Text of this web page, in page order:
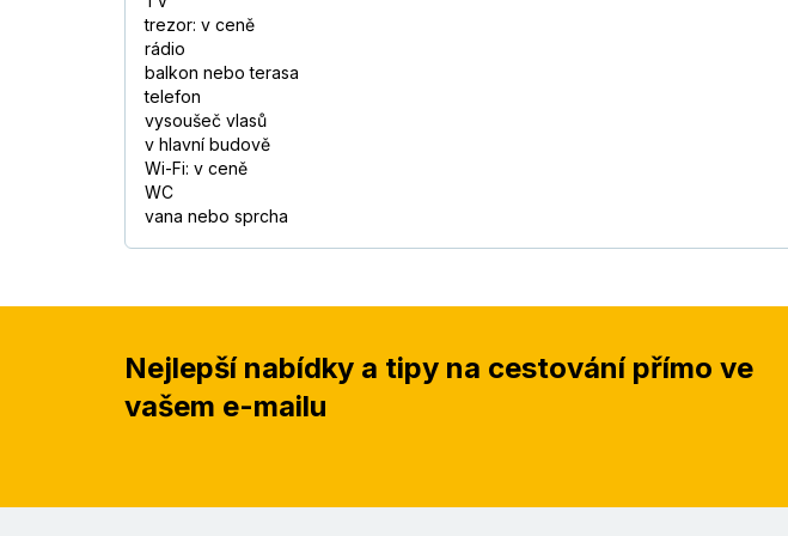
trezor: v ceně
rádio
balkon nebo terasa
telefon
vysoušeč vlasů
v hlavní budově
Wi-Fi: v ceně
WC
vana nebo sprcha
Nejlepší nabídky a tipy na cestování přímo ve
vašem e-mailu